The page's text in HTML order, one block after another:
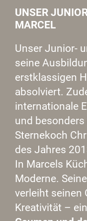
UNSER
MARCEL
Unser Junior-
seine
erstklassigen
absolviert.
internationale
und
Sternekoch
des Jahres
In Marcels
Moderne. Seine
verleiht seinen
Kreativität – ein